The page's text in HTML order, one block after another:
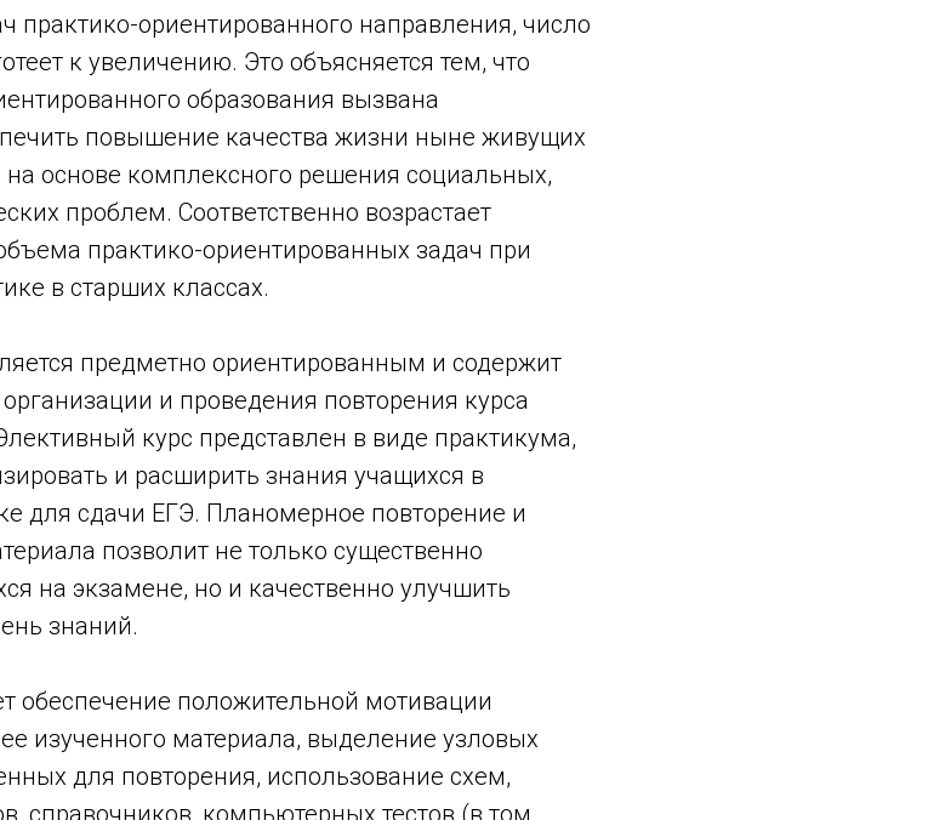
практико-ориентированного направления, число
к увеличению. Это объясняется тем, что
образования вызвана
повышение качества жизни ныне живущих
основе комплексного решения социальных,
проблем. Соответственно возрастает
практико-ориентированных задач при
в старших классах.
предметно ориентированным и содержит
и проведения повторения курса
курс представлен в виде практикума,
и расширить знания учащихся в
для сдачи ЕГЭ. Планомерное повторение и
позволит не только существенно
на экзамене, но и качественно улучшить
знаний.
обеспечение положительной мотивации
изученного материала, выделение узловых
для повторения, использование схем,
справочников, компьютерных тестов (в том